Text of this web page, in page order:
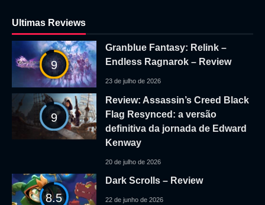
Ultimas Reviews
9
Granblue Fantasy: Relink –
Endless Ragnarok – Review
23 de julho de 2026
9
Review: Assassin’s Creed Black
Flag Resynced: a versão
definitiva da jornada de Edward
Kenway
20 de julho de 2026
8.5
Dark Scrolls – Review
22 de junho de 2026